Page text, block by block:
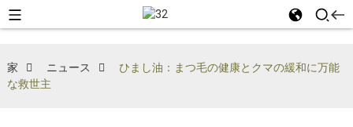
家 ニュース
ひまし油：まつ毛の健康とクマの緩和に万能
な救世主